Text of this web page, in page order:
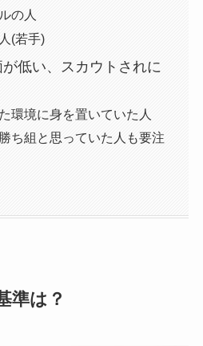
の人
(若手)
低い、スカウトされに
環境に身を置いていた人
ち組と思っていた人も要注
準は？